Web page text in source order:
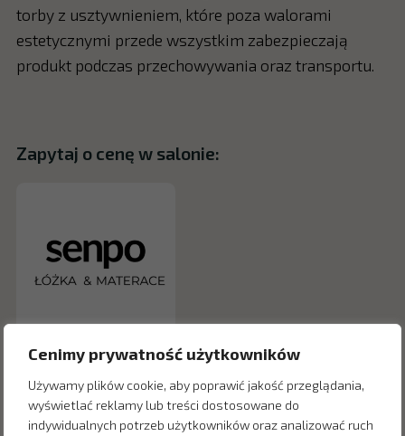
Cenimy prywatność użytkowników
Używamy plików cookie, aby poprawić jakość przeglądania,
wyświetlać reklamy lub treści dostosowane do
indywidualnych potrzeb użytkowników oraz analizować ruch
torby z usztywnieniem, które poza walorami
estetycznymi przede wszystkim zabezpieczają
produkt podczas przechowywania oraz transportu.
Zapytaj o cenę w salonie: